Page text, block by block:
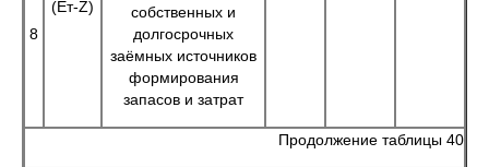
8
(Ет-Z)
собственных и
долгосрочных
заёмных источников
формирования
запасов и затрат
Продолжение таблицы 40